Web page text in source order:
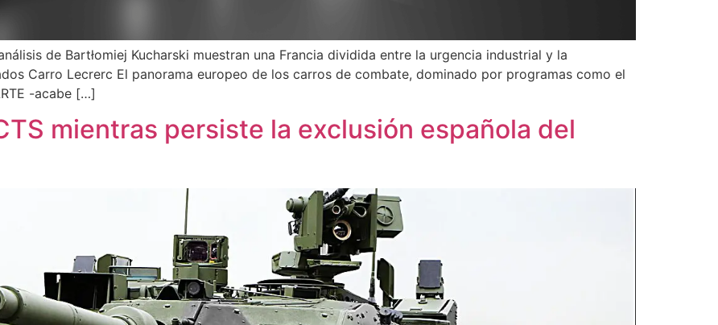
de Bartłomiej Kucharski muestran una Francia dividida entre la urgencia industrial y la
Carro Lecrerc El panorama europeo de los carros de combate, dominado por programas como el
-acabe […]
mientras persiste la exclusión española del